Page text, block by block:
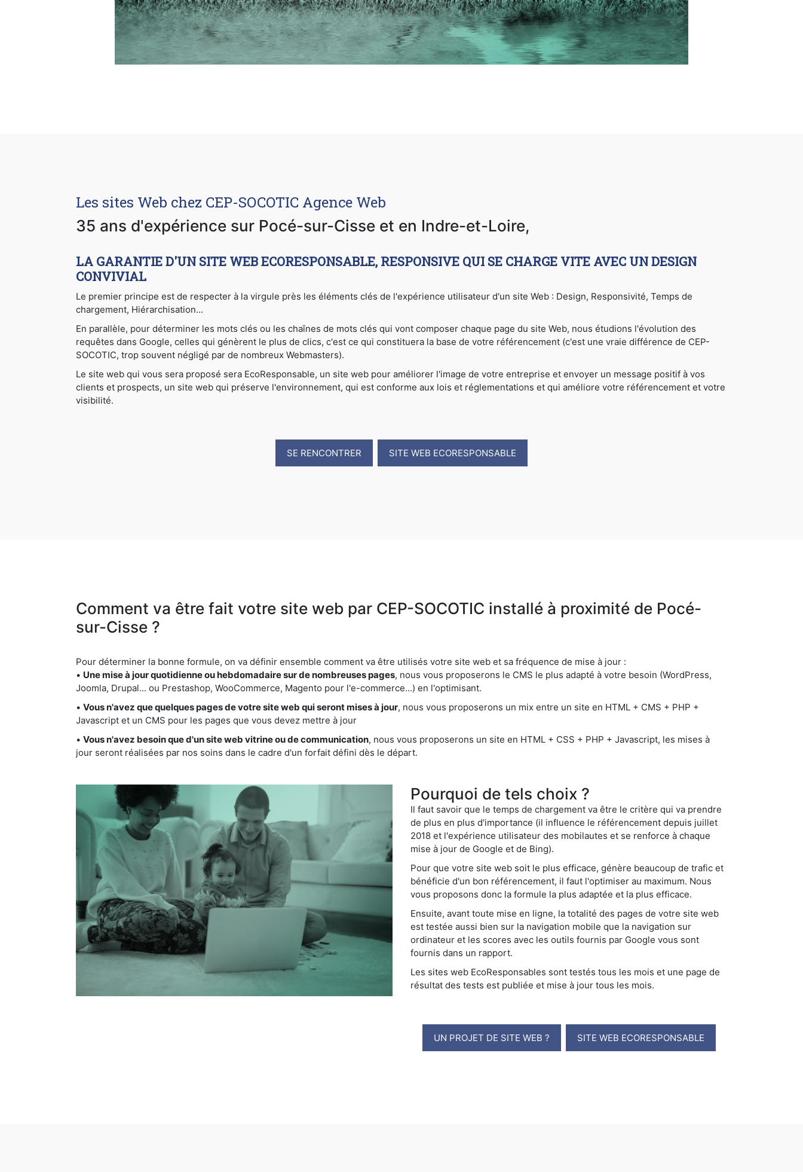
Les sites Web chez CEP-SOCOTIC Agence Web
35 ans d'expérience sur Pocé-sur-Cisse et en Indre-et-Loire,
LA GARANTIE D'UN SITE WEB ECORESPONSABLE, RESPONSIVE QUI SE CHARGE VITE AVEC UN DESIGN
CONVIVIAL
Le premier principe est de respecter à la virgule près les éléments clés de l'expérience utilisateur d'un site Web : Design, Responsivité, Temps de
chargement, Hiérarchisation...
En parallèle, pour déterminer les mots clés ou les chaînes de mots clés qui vont composer chaque page du site Web, nous étudions l'évolution des
requêtes dans Google, celles qui génèrent le plus de clics, c'est ce qui constituera la base de votre référencement (c'est une vraie différence de CEP-
SOCOTIC, trop souvent négligé par de nombreux Webmasters).
Le site web qui vous sera proposé sera EcoResponsable, un site web pour améliorer l'image de votre entreprise et envoyer un message positif à vos
clients et prospects, un site web qui préserve l'environnement, qui est conforme aux lois et réglementations et qui améliore votre référencement et votre
visibilité.
SE RENCONTRER SITE WEB ECORESPONSABLE
Comment va être fait votre site web par CEP-SOCOTIC installé à proximité de Pocé-
sur-Cisse ?
Pour déterminer la bonne formule, on va définir ensemble comment va être utilisés votre site web et sa fréquence de mise à jour :
• Une mise à jour quotidienne ou hebdomadaire sur de nombreuses pages, nous vous proposerons le CMS le plus adapté à votre besoin (WordPress,
Joomla, Drupal... ou Prestashop, WooCommerce, Magento pour l'e-commerce...) en l'optimisant.
• Vous n'avez que quelques pages de votre site web qui seront mises à jour, nous vous proposerons un mix entre un site en HTML + CMS + PHP +
Javascript et un CMS pour les pages que vous devez mettre à jour
• Vous n'avez besoin que d'un site web vitrine ou de communication, nous vous proposerons un site en HTML + CSS + PHP + Javascript, les mises à
jour seront réalisées par nos soins dans le cadre d'un forfait défini dès le départ.
Pourquoi de tels choix ?
Il faut savoir que le temps de chargement va être le critère qui va prendre
de plus en plus d'importance (il influence le référencement depuis juillet
2018 et l'expérience utilisateur des mobilautes et se renforce à chaque
mise à jour de Google et de Bing).
Pour que votre site web soit le plus efficace, génère beaucoup de trafic et
bénéficie d'un bon référencement, il faut l'optimiser au maximum. Nous
vous proposons donc la formule la plus adaptée et la plus efficace.
Ensuite, avant toute mise en ligne, la totalité des pages de votre site web
est testée aussi bien sur la navigation mobile que la navigation sur
ordinateur et les scores avec les outils fournis par Google vous sont
fournis dans un rapport.
Les sites web EcoResponsables sont testés tous les mois et une page de
résultat des tests est publiée et mise à jour tous les mois.
UN PROJET DE SITE WEB ? SITE WEB ECORESPONSABLE